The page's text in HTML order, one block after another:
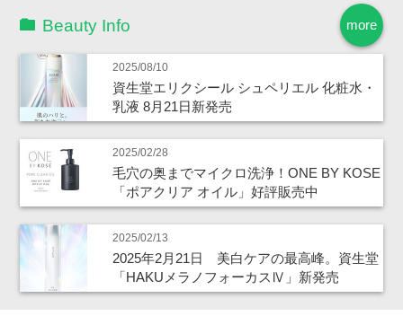
more
Beauty Info
2025/08/10
資生堂エリクシール シュペリエル 化粧水・
乳液 8月21日新発売
2025/02/28
毛穴の奥までマイクロ洗浄！ONE BY KOSE
「ポアクリア オイル」好評販売中
2025/02/13
2025年2月21日 美白ケアの最高峰。資生堂
「HAKUメラノフォーカスⅣ」新発売